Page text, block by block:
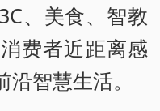
、美食、智教
费者近距离感
智慧生活。